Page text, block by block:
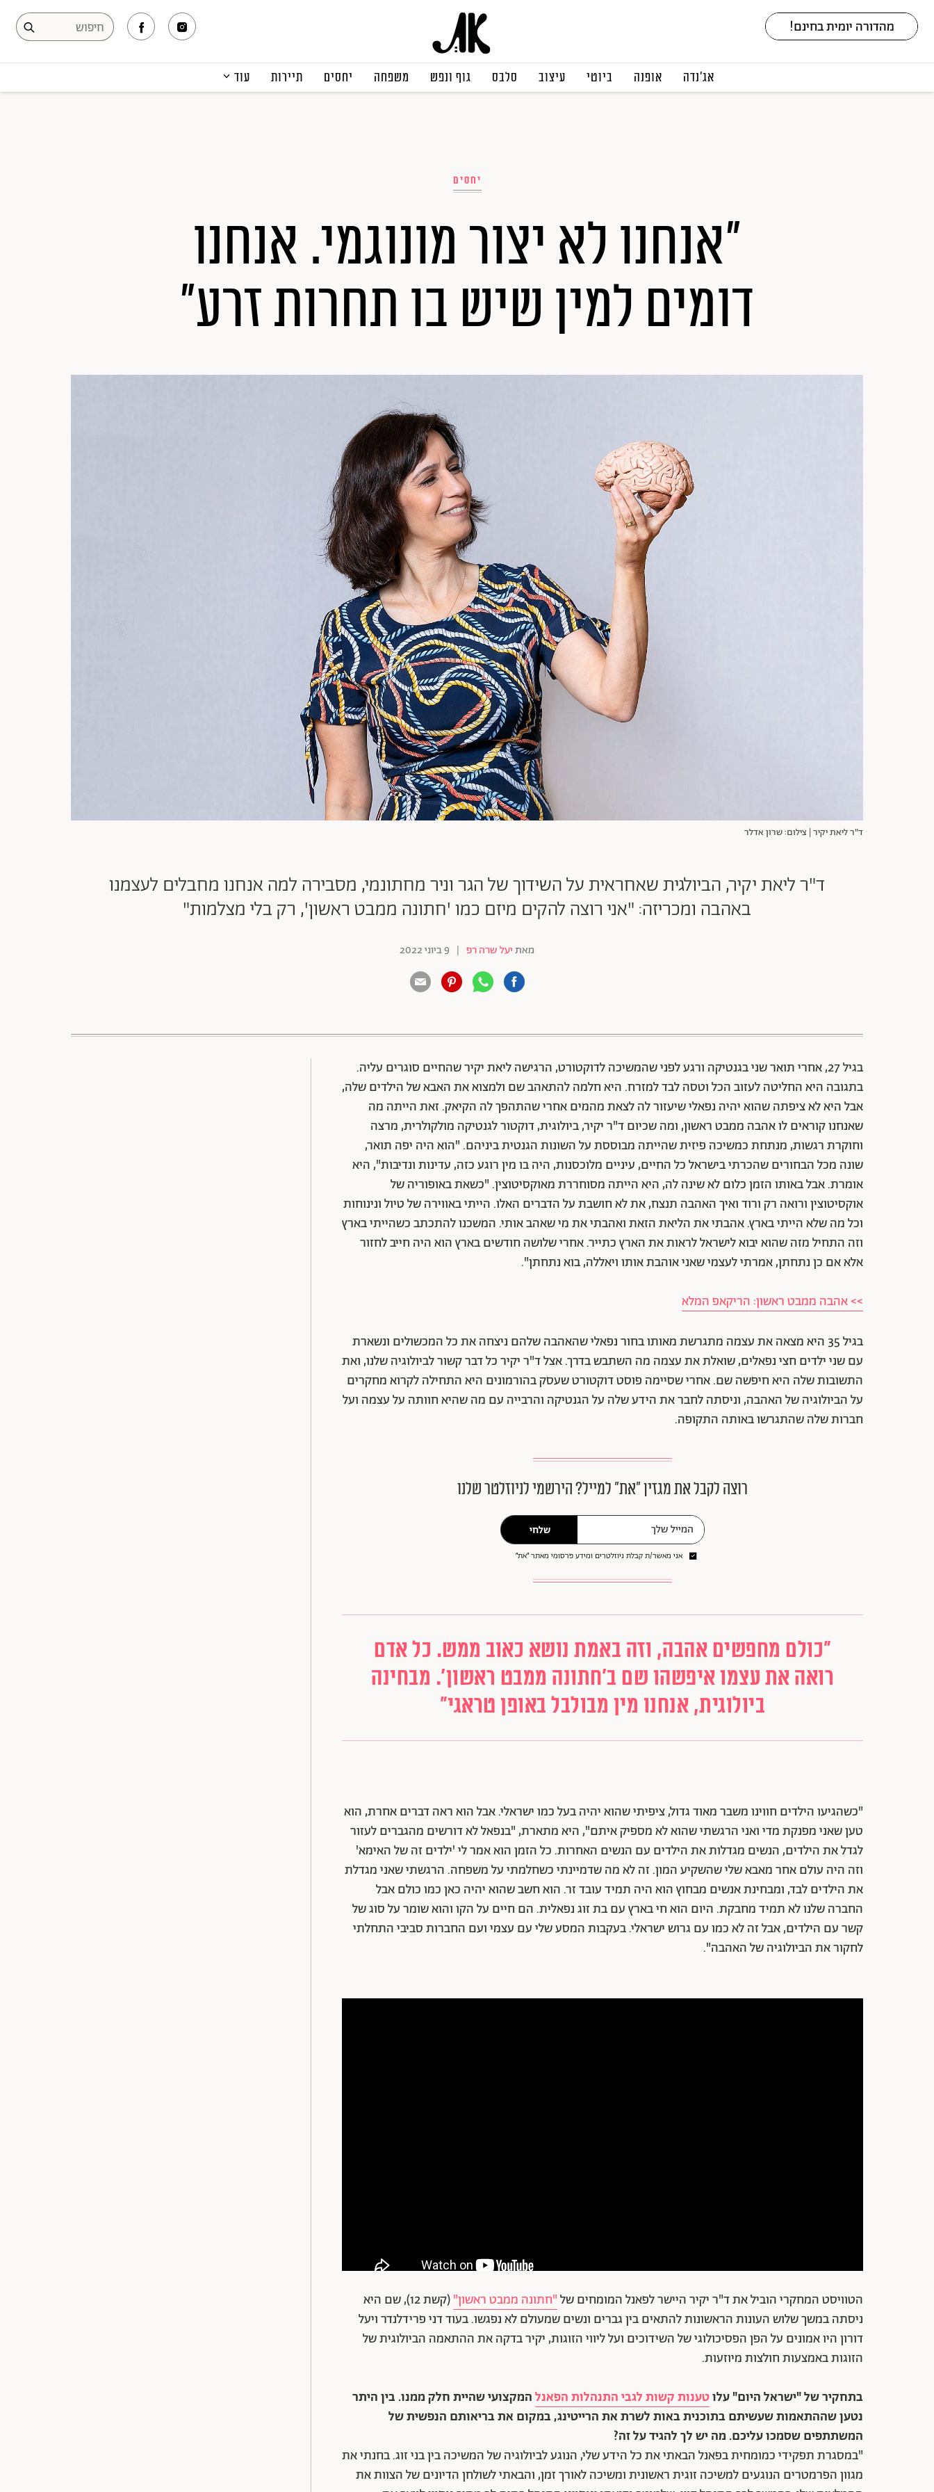
אג׳נדה אופנה ביוטי עיצוב סלבס גוף ונפש משפחה יחסים תיירות עוד
יחסים
"אנחנו לא יצור מונוגמי. אנחנו
דומים למין שיש בו תחרות זרע"
ד"ר ליאת יקיר | צילום: שרון אדלר
ד"ר ליאת יקיר, הביולגית שאחראית על השידוך של הגר וניר מחתונמי, מסבירה למה אנחנו מחבלים לעצמנו
באהבה ומכריזה: "אני רוצה להקים מיזם כמו 'חתונה ממבט ראשון', רק בלי מצלמות"
מאתיעל שרה רפ | 9 ביוני 2022
בגיל 27, אחרי תואר שני בגנטיקה ורגע לפני שהמשיכה לדוקטורט, הרגישה ליאת יקיר שהחיים סוגרים עליה.
בתגובה היא החליטה לעזוב הכל וטסה לבד למזרח. היא חלמה להתאהב שם ולמצוא את האבא של הילדים שלה,
אבל היא לא ציפתה שהוא יהיה נפאלי שיעזור לה לצאת מהמים אחרי שהתהפך לה הקיאק. זאת הייתה מה
שאנחנו קוראים לו אהבה ממבט ראשון, ומה שכיום ד"ר יקיר, ביולוגית, דוקטור לגנטיקה מולקולרית, מרצה
וחוקרת רגשות, מנתחת כמשיכה פיזית שהייתה מבוססת על השונות הגנטית ביניהם. "הוא היה יפה תואר,
שונה מכל הבחורים שהכרתי בישראל כל החיים, עיניים מלוכסנות, היה בו מין רוגע כזה, עדינות ונדיבות", היא
אומרת. אבל באותו הזמן כלום לא שינה לה, היא הייתה מסוחררת מאוקסיטוצין. "כשאת באופוריה של
אוקסיטוצין ורואה רק ורוד ואיך האהבה תנצח, את לא חושבת על הדברים האלו. הייתי באווירה של טיול ונינוחות
וכל מה שלא הייתי בארץ. אהבתי את הליאת הזאת ואהבתי את מי שאהב אותי. המשכנו להתכתב כשהייתי בארץ
וזה התחיל מזה שהוא יבוא לישראל לראות את הארץ כתייר. אחרי שלושה חודשים בארץ הוא היה חייב לחזור
אלא אם כן נתחתן, אמרתי לעצמי שאני אוהבת אותו ויאללה, בוא נתחתן".
>> אהבה ממבט ראשון: הריקאפ המלא
בגיל 35 היא מצאה את עצמה מתגרשת מאותו בחור נפאלי שהאהבה שלהם ניצחה את כל המכשולים ונשארת
עם שני ילדים חצי נפאלים, שואלת את עצמה מה השתבש בדרך. אצל ד"ר יקיר כל דבר קשור לביולוגיה שלנו, ואת
התשובות שלה היא חיפשה שם. אחרי שסיימה פוסט דוקטורט שעסק בהורמונים היא התחילה לקרוא מחקרים
על הביולוגיה של האהבה, וניסתה לחבר את הידע שלה על הגנטיקה והרבייה עם מה שהיא חוותה על עצמה ועל
חברות שלה שהתגרשו באותה התקופה.
רוצה לקבל את מגזין ״את״ למייל? הירשמי לניוזלטר שלנו
שלחי
אני מאשר/ת קבלת ניוזלטרים ומידע פרסומי מאתר ״את״
"כולם מחפשים אהבה, וזה באמת נושא כאוב ממש. כל אדם
רואה את עצמו איפשהו שם ב'חתונה ממבט ראשון'. מבחינה
ביולוגית, אנחנו מין מבולבל באופן טראגי"
"כשהגיעו הילדים חווינו משבר מאוד גדול, ציפיתי שהוא יהיה בעל כמו ישראלי. אבל הוא ראה דברים אחרת, הוא
טען שאני מפנקת מדי ואני הרגשתי שהוא לא מספיק איתם", היא מתארת, "בנפאל לא דורשים מהגברים לעזור
לגדל את הילדים, הנשים מגדלות את הילדים עם הנשים האחרות. כל הזמן הוא אמר לי 'ילדים זה של האימא'
וזה היה עולם אחר מאבא שלי שהשקיע המון. זה לא מה שדמיינתי כשחלמתי על משפחה. הרגשתי שאני מגדלת
את הילדים לבד, ומבחינת אנשים מבחוץ הוא היה תמיד עובד זר. הוא חשב שהוא יהיה כאן כמו כולם אבל
החברה שלנו לא תמיד מחבקת. היום הוא חי בארץ עם בת זוג נפאלית. הם חיים על הקו והוא שומר על סוג של
קשר עם הילדים, אבל זה לא כמו עם גרוש ישראלי. בעקבות המסע שלי עם עצמי ועם החברות סביבי התחלתי
לחקור את הביולוגיה של האהבה".
הטוויסט המחקרי הוביל את ד"ר יקיר היישר לפאנל המומחים של"חתונה ממבט ראשון"
(קשת 12), שם היא
ניסתה במשך שלוש העונות הראשונות להתאים בין גברים ונשים שמעולם לא נפגשו. בעוד דני פרידלנדר ויעל
דורון היו אמונים על הפן הפסיכולוגי של השידוכים ועל ליווי הזוגות, יקיר בדקה את ההתאמה הביולוגית של
הזוגות באמצעות חולצות מיוזעות.
בתחקיר של "ישראל היום" עלוטענות קשות לגבי התנהלות הפאנלהמקצועי שהיית חלק ממנו. בין היתר
נטען שההתאמות שעשיתם בתוכנית באות לשרת את הרייטינג, במקום את בריאותם הנפשית של
המשתתפים שסמכו עליכם. מה יש לך להגיד על זה?
"במסגרת תפקידי כמומחית בפאנל הבאתי את כל הידע שלי, הנוגע לביולוגיה של המשיכה בין בני זוג. בחנתי את
מגוון הפרמטרים הנוגעים למשיכה זוגית ראשונית ומשיכה לאורך זמן, והבאתי לשולחן הדיונים של הצוות את